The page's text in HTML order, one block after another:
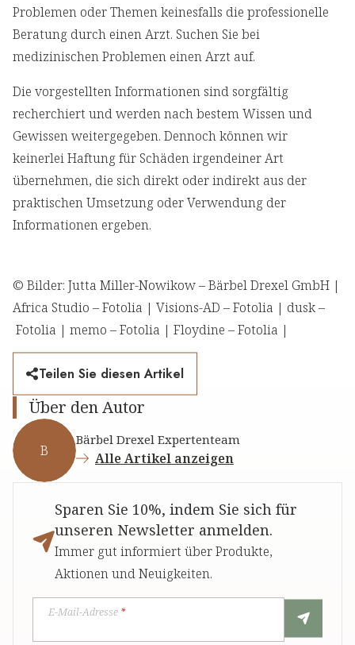
Problemen oder Themen keinesfalls die professionelle
Beratung durch einen Arzt. Suchen Sie bei
medizinischen Problemen einen Arzt auf.
Die vorgestellten Informationen sind sorgfältig
recherchiert und werden nach bestem Wissen und
Gewissen weitergegeben. Dennoch können wir
keinerlei Haftung für Schäden irgendeiner Art
übernehmen, die sich direkt oder indirekt aus der
praktischen Umsetzung oder Verwendung der
Informationen ergeben.
© Bilder: Jutta Miller-Nowikow – Bärbel Drexel GmbH |
Africa Studio – Fotolia | Visions-AD – Fotolia | dusk –
Fotolia | memo – Fotolia | Floydine – Fotolia |
Teilen Sie diesen Artikel
Über den Autor
B
Bärbel Drexel Expertenteam
Alle Artikel anzeigen
Sparen Sie 10%, indem Sie sich für
unseren Newsletter anmelden.
Immer gut informiert über Produkte,
Aktionen und Neuigkeiten.
E-Mail-Adresse *